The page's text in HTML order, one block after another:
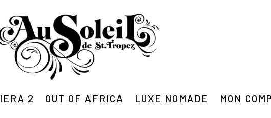
2 OUT OF AFRICA LUXE NOMADE MON